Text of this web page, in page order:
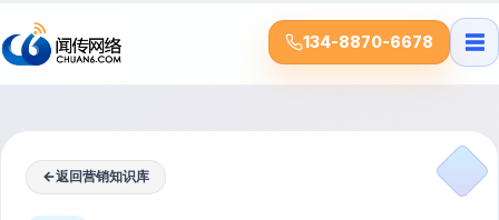
134-8870-6678 ☰
←返回营销知识库